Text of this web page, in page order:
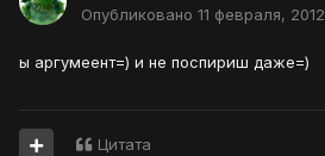
Опубликовано 11 февраля, 2012
ы аргумеент=) и не поспириш даже=)
Цитата